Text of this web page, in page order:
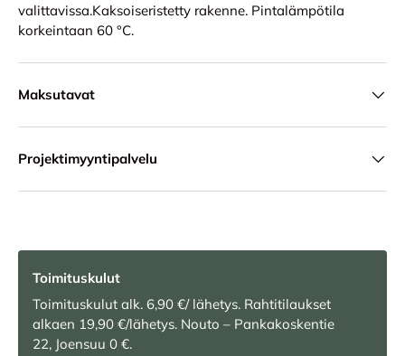
valittavissa.Kaksoiseristetty rakenne. Pintalämpötila
korkeintaan 60 °C.
Maksutavat
Projektimyyntipalvelu
Toimituskulut
Toimituskulut alk. 6,90 €/ lähetys. Rahtitilaukset
alkaen 19,90 €/lähetys. Nouto – Pankakoskentie
22, Joensuu 0 €.